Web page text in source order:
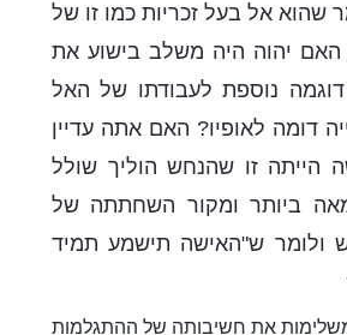
אל בעל זכריות כמו זו של
יהוה היה משלב בישוע את
נוספת לעבודתו של האל
דומה לאופיו? האם אתה עדיין
הייתה זו שהנחש הוליך שולל
ביותר ומקור השחתתה של
ולומר ש"האישה תישמע תמיד
את חשיבותה של ההתגלמות